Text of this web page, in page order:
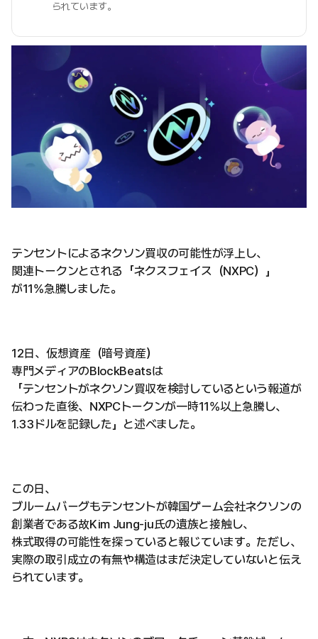
られています。
テンセントによるネクソン買収の可能性が浮上し、
関連トークンとされる「ネクスフェイス（NXPC）」
が11%急騰しました。
12日、仮想資産（暗号資産）
専門メディアのBlockBeatsは
「テンセントがネクソン買収を検討しているという報道が
伝わった直後、NXPCトークンが一時11%以上急騰し、
1.33ドルを記録した」と述べました。
この日、
ブルームバーグもテンセントが韓国ゲーム会社ネクソンの
創業者である故Kim Jung-ju氏の遺族と接触し、
株式取得の可能性を探っていると報じています。ただし、
実際の取引成立の有無や構造はまだ決定していないと伝え
られています。